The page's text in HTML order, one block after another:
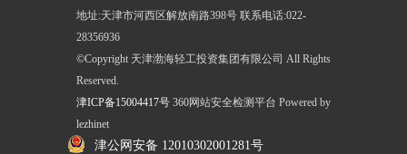
地址:天津市河西区解放南路398号 联系电话:022-
28356936
©Copyright 天津渤海轻工投资集团有限公司 All Rights
Reserved.
津ICP备15004417号 360网站安全检测平台 Powered by
lezhinet
津公网安备 12010302001281号